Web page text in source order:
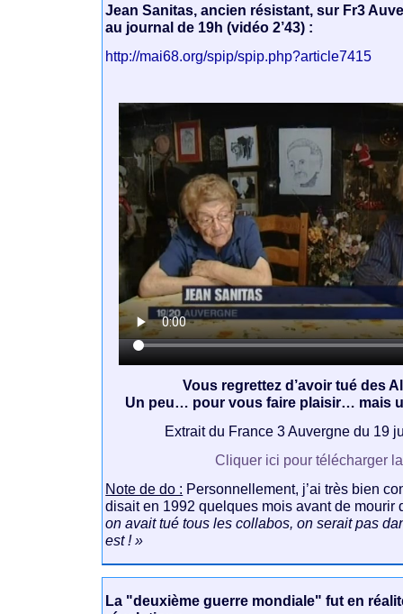
Jean Sanitas, ancien résistant, sur Fr3
au journal de 19h (vidéo 2’43) :
http://mai68.org/spip/spip.php?article7415
Vous regrettez d’avoir tué des
Un peu… pour vous faire plaisir… mais
Extrait du France 3 Auvergne du 19
Cliquer ici pour télécharger
Note de do : Personnellement, j’ai très bien
disait en 1992 quelques mois avant de mourir
on avait tué tous les collabos, on serait pas
est ! »
La "deuxième guerre mondiale" fut en